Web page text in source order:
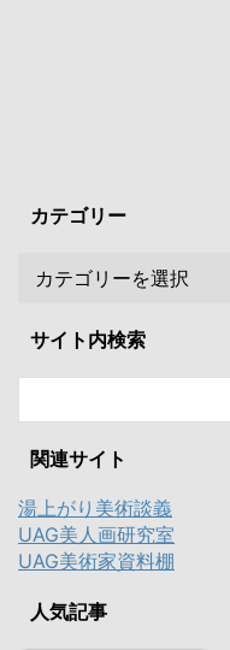
カテゴリー
サイト内検索
関連サイト
湯上がり美術談義
UAG美人画研究室
UAG美術家資料棚
人気記事